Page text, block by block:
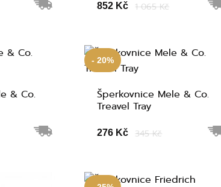
852 Kč 1 065 Kč
& Co.
- 20%
Šperkovnice Mele & Co.
Treavel Tray
276 Kč 345 Kč